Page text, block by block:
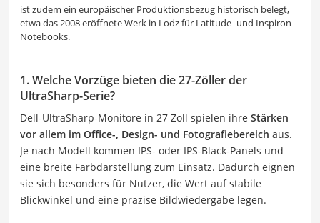
ist zudem ein europäischer Produktionsbezug historisch belegt,
etwa das 2008 eröffnete Werk in Lodz für Latitude- und Inspiron-
Notebooks.
1. Welche Vorzüge bieten die 27-Zöller der
UltraSharp-Serie?
Dell-UltraSharp-Monitore in 27 Zoll spielen ihre Stärken
vor allem im Office-, Design- und Fotografiebereich aus.
Je nach Modell kommen IPS- oder IPS-Black-Panels und
eine breite Farbdarstellung zum Einsatz. Dadurch eignen
sie sich besonders für Nutzer, die Wert auf stabile
Blickwinkel und eine präzise Bildwiedergabe legen.